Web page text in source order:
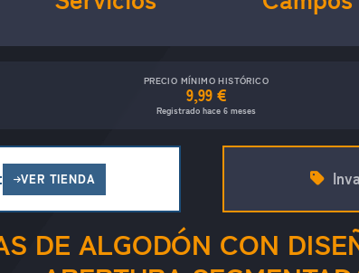
PRECIO MÍNIMO HISTÓRICO
9,99 €
Registrado hace 6 meses
VER TIENDA
DE ALGODÓN CON